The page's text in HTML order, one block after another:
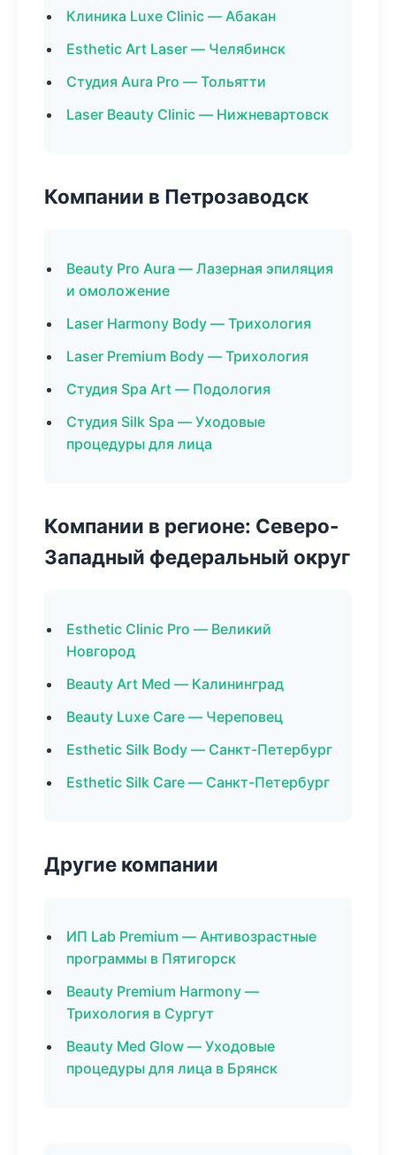
Клиника Luxe Clinic — Абакан
Esthetic Art Laser — Челябинск
Студия Aura Pro — Тольятти
Laser Beauty Clinic — Нижневартовск
Компании в Петрозаводск
Beauty Pro Aura — Лазерная эпиляция
и омоложение
Laser Harmony Body — Трихология
Laser Premium Body — Трихология
Студия Spa Art — Подология
Студия Silk Spa — Уходовые
процедуры для лица
Компании в регионе: Северо-
Западный федеральный округ
Esthetic Clinic Pro — Великий
Новгород
Beauty Art Med — Калининград
Beauty Luxe Care — Череповец
Esthetic Silk Body — Санкт-Петербург
Esthetic Silk Care — Санкт-Петербург
Другие компании
ИП Lab Premium — Антивозрастные
программы в Пятигорск
Beauty Premium Harmony —
Трихология в Сургут
Beauty Med Glow — Уходовые
процедуры для лица в Брянск